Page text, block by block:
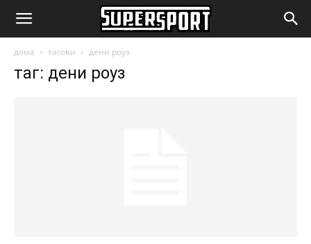
SuperSport.mk
дома тагови дени роуз
таг: дени роуз